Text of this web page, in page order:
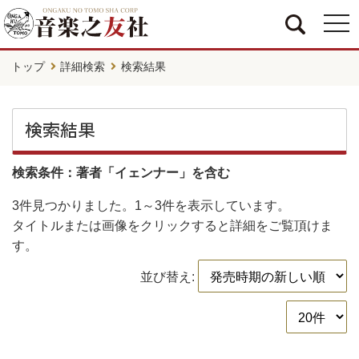
トップ 詳細検索 検索結果
検索結果
検索条件：著者「イェンナー」を含む
3件見つかりました。 1～3件を表示しています。
タイトルまたは画像をクリックすると詳細をご覧頂けま
す。
並び替え: